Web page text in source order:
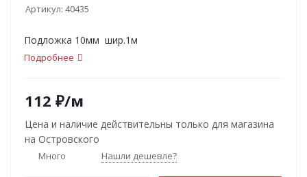
Артикул: 40435
Подложка 10мм шир.1м
Подробнее
112 ₽/м
Цена и наличие действительны только для магазина
на Островского
Много Нашли дешевле?